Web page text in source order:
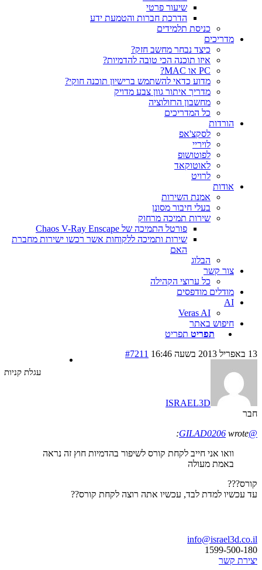
שיעור פרטי
הדרכת חברות והטמעת ידע
כניסת תלמידים
מדריכים
כיצד נבחר מחשב חזק?
איזו תוכנה הכי טובה להדמיות?‎‎
PC או MAC?
מדוע כדאי להשתמש ברישיון תוכנה חוקי?
מדריך איתור גוון צבע מדויק
מחשבון הרזולוציה
כל המדריכים
הורדות
לסקצ'אפ
לויריי
לפוטושופ
לאוטוקאד
לרויט
אודות
אמנת השירות
בעלי חיבור מסונן
שירות תמיכה מרחוק
פורטל התמיכה של Chaos V-Ray Enscape
שירות ותמיכה ללקוחות אשר רכשו ישירות מחברת
הבלוג
צור קשר
כל ערוצי הקהילה
מודלים מודפסים
AI
Veras AI
חיפוש באתר
תפריט תפריט
עגלת קניות
#7211
ISRAEL3D
וואו אני חייב לקחת קורס לשיפור בהדמיות חוץ זה נראה
באמת מעולה
למדת לבד, עכשיו אתה רוצה לקחת קורס??
1599-
קשר